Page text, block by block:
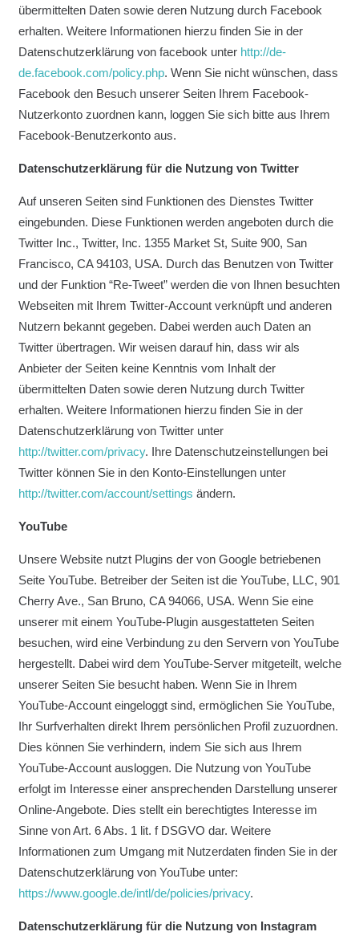
übermittelten Daten sowie deren Nutzung durch Facebook
erhalten. Weitere Informationen hierzu finden Sie in der
Datenschutzerklärung von facebook unter http://de-
de.facebook.com/policy.php. Wenn Sie nicht wünschen, dass
Facebook den Besuch unserer Seiten Ihrem Facebook-
Nutzerkonto zuordnen kann, loggen Sie sich bitte aus Ihrem
Facebook-Benutzerkonto aus.
Datenschutzerklärung für die Nutzung von Twitter
Auf unseren Seiten sind Funktionen des Dienstes Twitter
eingebunden. Diese Funktionen werden angeboten durch die
Twitter Inc., Twitter, Inc. 1355 Market St, Suite 900, San
Francisco, CA 94103, USA. Durch das Benutzen von Twitter
und der Funktion “Re-Tweet” werden die von Ihnen besuchten
Webseiten mit Ihrem Twitter-Account verknüpft und anderen
Nutzern bekannt gegeben. Dabei werden auch Daten an
Twitter übertragen. Wir weisen darauf hin, dass wir als
Anbieter der Seiten keine Kenntnis vom Inhalt der
übermittelten Daten sowie deren Nutzung durch Twitter
erhalten. Weitere Informationen hierzu finden Sie in der
Datenschutzerklärung von Twitter unter
http://twitter.com/privacy. Ihre Datenschutzeinstellungen bei
Twitter können Sie in den Konto-Einstellungen unter
http://twitter.com/account/settings ändern.
YouTube
Unsere Website nutzt Plugins der von Google betriebenen
Seite YouTube. Betreiber der Seiten ist die YouTube, LLC, 901
Cherry Ave., San Bruno, CA 94066, USA. Wenn Sie eine
unserer mit einem YouTube-Plugin ausgestatteten Seiten
besuchen, wird eine Verbindung zu den Servern von YouTube
hergestellt. Dabei wird dem YouTube-Server mitgeteilt, welche
unserer Seiten Sie besucht haben. Wenn Sie in Ihrem
YouTube-Account eingeloggt sind, ermöglichen Sie YouTube,
Ihr Surfverhalten direkt Ihrem persönlichen Profil zuzuordnen.
Dies können Sie verhindern, indem Sie sich aus Ihrem
YouTube-Account ausloggen. Die Nutzung von YouTube
erfolgt im Interesse einer ansprechenden Darstellung unserer
Online-Angebote. Dies stellt ein berechtigtes Interesse im
Sinne von Art. 6 Abs. 1 lit. f DSGVO dar. Weitere
Informationen zum Umgang mit Nutzerdaten finden Sie in der
Datenschutzerklärung von YouTube unter:
https://www.google.de/intl/de/policies/privacy.
Datenschutzerklärung für die Nutzung von Instagram